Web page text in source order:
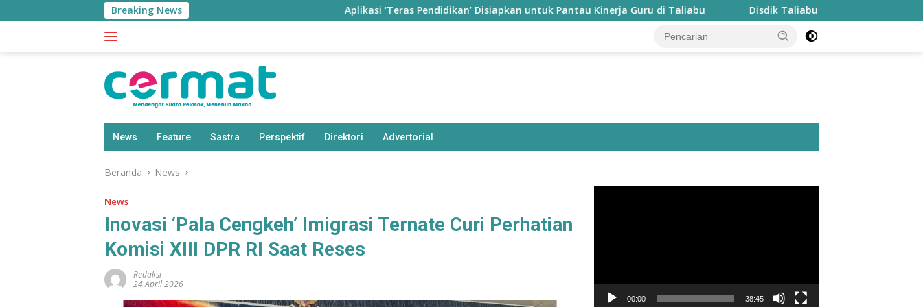
ke
Breaking News Aplikasi ‘Teras Pendidikan’ Disiapkan untuk Pantau Kinerja Guru di Taliabu Disdik Taliabu Gagas Hari Belajar Guru,
News Feature Sastra Perspektif Direktori Advertorial
Beranda News
News
Inovasi ‘Pala Cengkeh’ Imigrasi Ternate Curi Perhatian
Komisi XIII DPR RI Saat Reses
Redaksi
24 April 2026
00:00 38:45